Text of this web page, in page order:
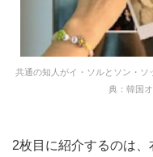
共通の知人がイ・ソルとソン・
典：韓国
2枚目に紹介するのは、